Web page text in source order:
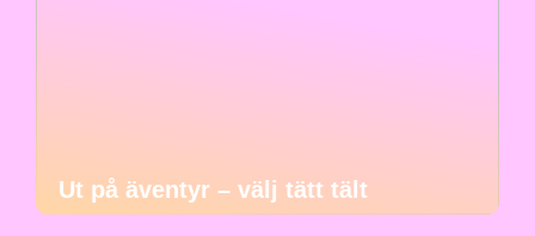
Ut på äventyr – välj tätt tält